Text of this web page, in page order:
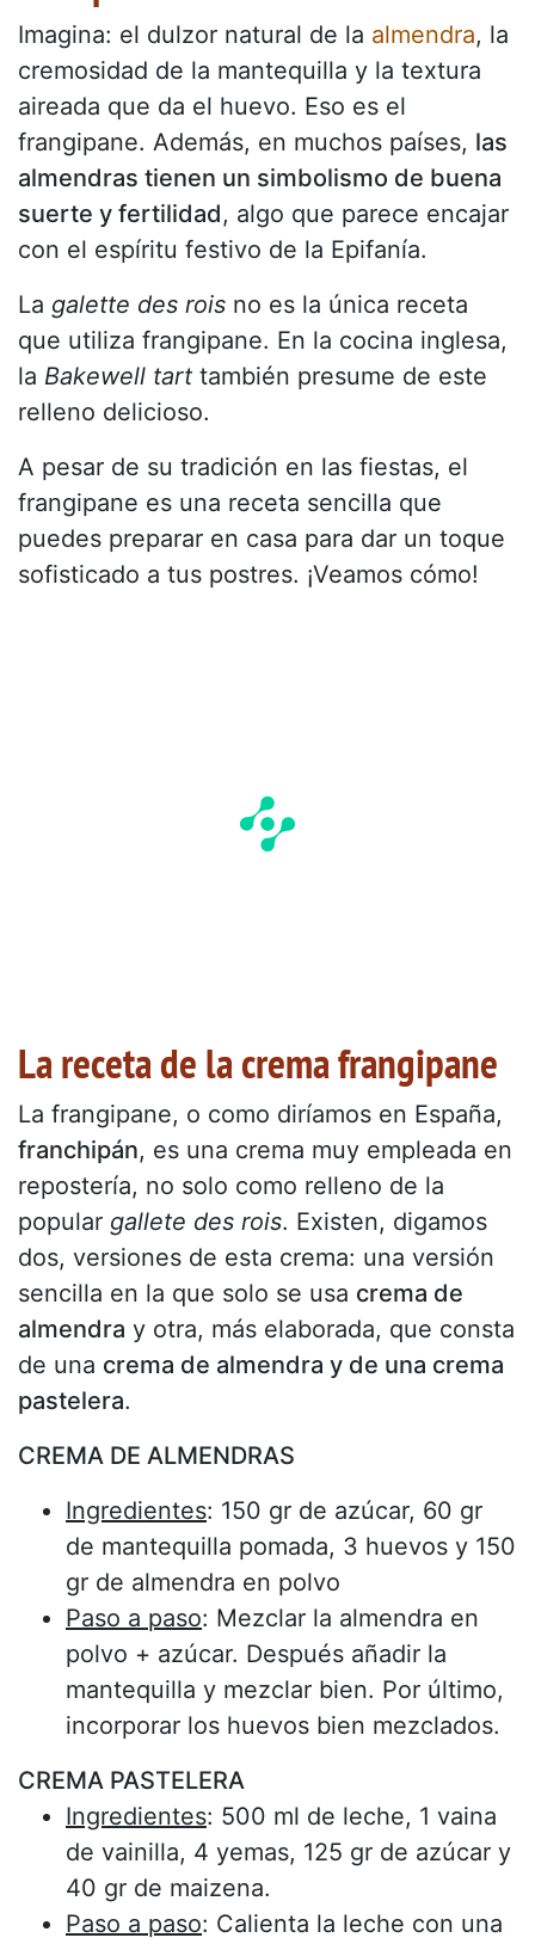
Imagina: el dulzor natural de la almendra, la
cremosidad de la mantequilla y la textura
aireada que da el huevo. Eso es el
frangipane. Además, en muchos países, las
almendras tienen un simbolismo de buena
suerte y fertilidad, algo que parece encajar
con el espíritu festivo de la Epifanía.
La galette des rois no es la única receta
que utiliza frangipane. En la cocina inglesa,
la Bakewell tart también presume de este
relleno delicioso.
A pesar de su tradición en las fiestas, el
frangipane es una receta sencilla que
puedes preparar en casa para dar un toque
sofisticado a tus postres. ¡Veamos cómo!
La receta de la crema frangipane
La frangipane, o como diríamos en España,
franchipán, es una crema muy empleada en
repostería, no solo como relleno de la
popular gallete des rois. Existen, digamos
dos, versiones de esta crema: una versión
sencilla en la que solo se usa crema de
almendra y otra, más elaborada, que consta
de una crema de almendra y de una crema
pastelera.
CREMA DE ALMENDRAS
Ingredientes: 150 gr de azúcar, 60 gr
de mantequilla pomada, 3 huevos y 150
gr de almendra en polvo
Paso a paso: Mezclar la almendra en
polvo + azúcar. Después añadir la
mantequilla y mezclar bien. Por último,
incorporar los huevos bien mezclados.
CREMA PASTELERA
Ingredientes: 500 ml de leche, 1 vaina
de vainilla, 4 yemas, 125 gr de azúcar y
40 gr de maizena.
Paso a paso: Calienta la leche con una